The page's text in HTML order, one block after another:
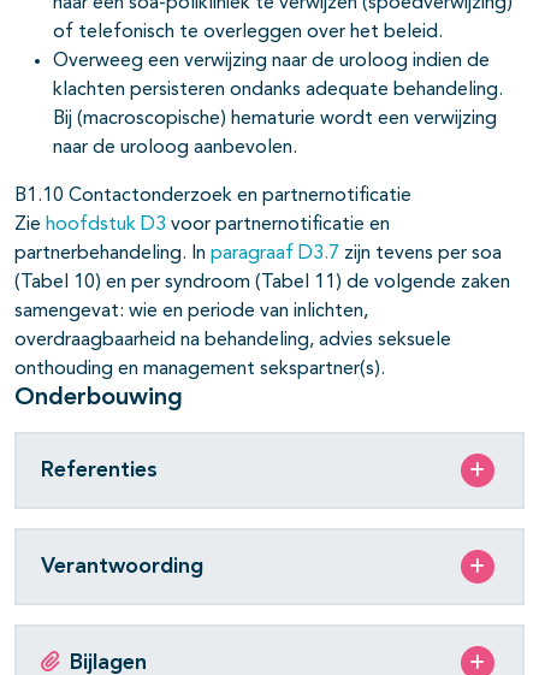
of telefonisch te overleggen over het beleid.
Overweeg een verwijzing naar de uroloog indien de
klachten persisteren ondanks adequate behandeling.
Bij (macroscopische) hematurie wordt een verwijzing
naar de uroloog aanbevolen.
B1.10 Contactonderzoek en partnernotificatie
Zie hoofdstuk D3 voor partnernotificatie en
partnerbehandeling. In paragraaf D3.7 zijn tevens per soa
(Tabel 10) en per syndroom (Tabel 11) de volgende zaken
samengevat: wie en periode van inlichten,
overdraagbaarheid na behandeling, advies seksuele
onthouding en management sekspartner(s).
Onderbouwing
Referenties
Verantwoording
Bijlagen